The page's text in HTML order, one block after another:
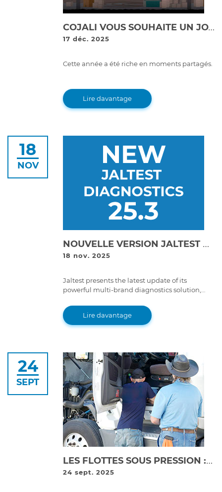
COJALI VOUS SOUHAITE UN JOYEUX NOËL ET UNE BONNE ANNÉE 2026 !
17 déc. 2025
Cette année a été riche en moments partagés.
Lire davantage
18
NOV
NOUVELLE VERSION JALTEST DIAGNOSTICS 25.3 !
18 nov. 2025
Jaltest presents the latest update of its
powerful multi-brand diagnostics solution,
features and advanced functions, this version
takes the multi-brand diagnostics experience
to a whole new level.
Lire davantage
24
SEPT
LES FLOTTES SOUS PRESSION : LA RÉALITÉ QUOTIDIENNE DES TEMPS D'INACTIVITÉ
24 sept. 2025